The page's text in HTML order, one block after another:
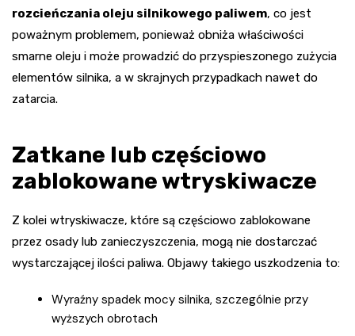
rozcieńczania oleju silnikowego paliwem, co jest
poważnym problemem, ponieważ obniża właściwości
smarne oleju i może prowadzić do przyspieszonego zużycia
elementów silnika, a w skrajnych przypadkach nawet do
zatarcia.
Zatkane lub częściowo
zablokowane wtryskiwacze
Z kolei wtryskiwacze, które są częściowo zablokowane
przez osady lub zanieczyszczenia, mogą nie dostarczać
wystarczającej ilości paliwa. Objawy takiego uszkodzenia to:
Wyraźny spadek mocy silnika, szczególnie przy
wyższych obrotach